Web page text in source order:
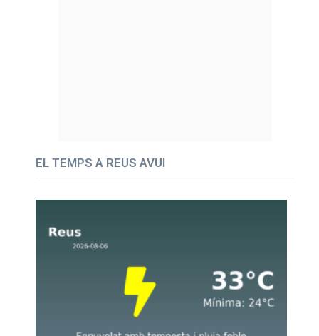
EL TEMPS A REUS AVUI